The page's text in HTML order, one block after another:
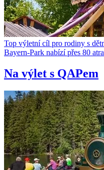
Top výletní cíl pro rodiny s
Bayern-Park nabízí přes 80
Na výlet s QAPem